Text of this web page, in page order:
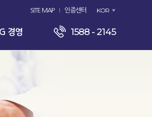
SITE MAP 인증센터 KOR
경영 1588 - 2145